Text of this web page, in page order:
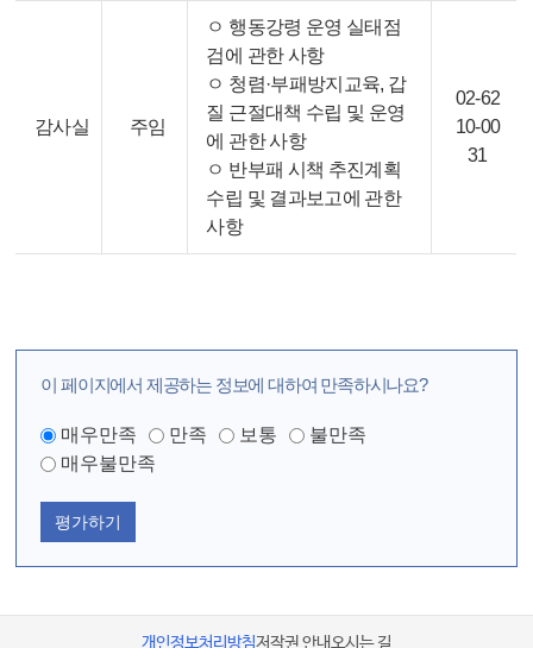
감사실 주임
ㅇ 행동강령 운영 실태점
검에 관한 사항
ㅇ 청렴·부패방지교육, 갑
질 근절대책 수립 및 운영
에 관한 사항
ㅇ 반부패 시책 추진계획
수립 및 결과보고에 관한
사항
02-62
10-00
31
이 페이지에서 제공하는 정보에 대하여 만족하시나요?
매우만족 만족 보통
불만족
매우불만족
평가하기
개인정보처리방침저작권 안내오시는 길